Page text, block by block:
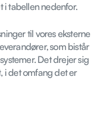
i tabellen nedenfor.
til vores eksterne
som bistår
Det drejer sig
i det omfang det er